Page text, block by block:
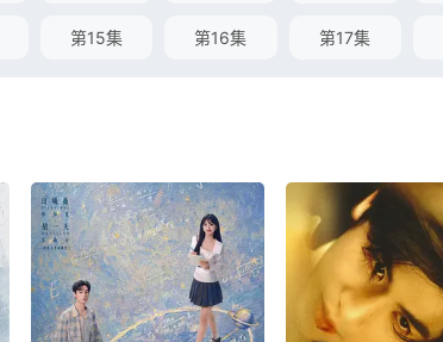
第15集 第16集 第17集